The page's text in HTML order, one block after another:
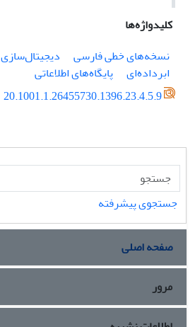
کلیدواژه‌ها
نسخه‌های خطی فارسی
دیجیتال‌سازی
ابرداده‌ای
پایگاه‌های اطلاعاتی
20.1001.1.26455730.1396.23.4.5.9
جستجوی پیشرفته
صفحه اصلی
مرور